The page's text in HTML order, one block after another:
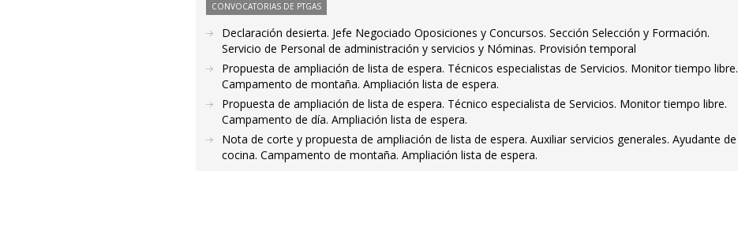
CONVOCATORIAS DE PTGAS
Declaración desierta. Jefe Negociado Oposiciones y Concursos. Sección Selección y Formación.
Servicio de Personal de administración y servicios y Nóminas. Provisión temporal
Propuesta de ampliación de lista de espera. Técnicos especialistas de Servicios. Monitor tiempo libre.
Campamento de montaña. Ampliación lista de espera.
Propuesta de ampliación de lista de espera. Técnico especialista de Servicios. Monitor tiempo libre.
Campamento de día. Ampliación lista de espera.
Nota de corte y propuesta de ampliación de lista de espera. Auxiliar servicios generales. Ayudante de
cocina. Campamento de montaña. Ampliación lista de espera.